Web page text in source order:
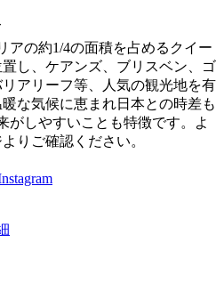
アの約1/4の面積を占めるクイー
し、ケアンズ、ブリスベン、ゴ
アリーフ等、人気の観光地を有
な気候に恵まれ日本との時差も
がしやすいことも特徴です。よ
りご確認ください。